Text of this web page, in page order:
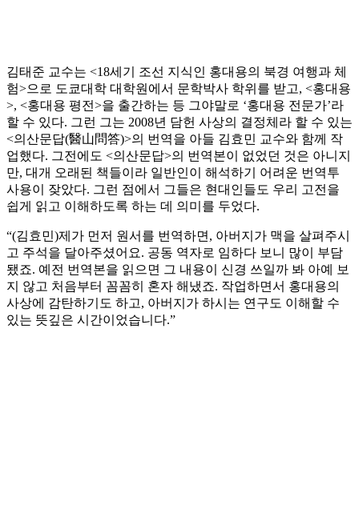
김태준 교수는 <18세기 조선 지식인 홍대용의 북경 여행과 체
험>으로 도쿄대학 대학원에서 문학박사 학위를 받고, <홍대용
>, <홍대용 평전>을 출간하는 등 그야말로 ‘홍대용 전문가’라
할 수 있다. 그런 그는 2008년 담헌 사상의 결정체라 할 수 있는
<의산문답(醫山問答)>의 번역을 아들 김효민 교수와 함께 작
업했다. 그전에도 <의산문답>의 번역본이 없었던 것은 아니지
만, 대개 오래된 책들이라 일반인이 해석하기 어려운 번역투
사용이 잦았다. 그런 점에서 그들은 현대인들도 우리 고전을
쉽게 읽고 이해하도록 하는 데 의미를 두었다.
“(김효민)제가 먼저 원서를 번역하면, 아버지가 맥을 살펴주시
고 주석을 달아주셨어요. 공동 역자로 임하다 보니 많이 부담
됐죠. 예전 번역본을 읽으면 그 내용이 신경 쓰일까 봐 아예 보
지 않고 처음부터 꼼꼼히 혼자 해냈죠. 작업하면서 홍대용의
사상에 감탄하기도 하고, 아버지가 하시는 연구도 이해할 수
있는 뜻깊은 시간이었습니다.”